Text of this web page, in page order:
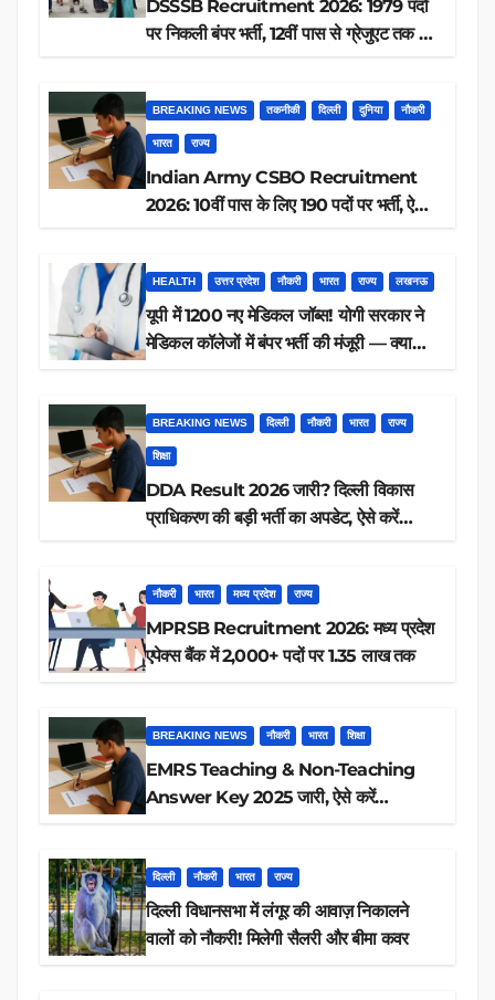
DSSSB Recruitment 2026: 1979 पदों
पर निकली बंपर भर्ती, 12वीं पास से ग्रेजुएट तक करें
BREAKING NEWS तकनीकी दिल्ली दुनिया नौकरी
भारत राज्य
Indian Army CSBO Recruitment
2026: 10वीं पास के लिए 190 पदों पर भर्ती, ऐसे
HEALTH उत्तर प्रदेश नौकरी भारत राज्य लखनऊ
यूपी में 1200 नए मेडिकल जॉब्स! योगी सरकार ने
मेडिकल कॉलेजों में बंपर भर्ती की मंजूरी — क्या
BREAKING NEWS दिल्ली नौकरी भारत राज्य
शिक्षा
DDA Result 2026 जारी? दिल्ली विकास
प्राधिकरण की बड़ी भर्ती का अपडेट, ऐसे करें
नौकरी भारत मध्य प्रदेश राज्य
MPRSB Recruitment 2026: मध्य प्रदेश
एपेक्स बैंक में 2,000+ पदों पर 1.35 लाख तक
BREAKING NEWS नौकरी भारत शिक्षा
EMRS Teaching & Non-Teaching
Answer Key 2025 जारी, ऐसे करें
दिल्ली नौकरी भारत राज्य
दिल्ली विधानसभा में लंगूर की आवाज़ निकालने
वालों को नौकरी! मिलेगी सैलरी और बीमा कवर